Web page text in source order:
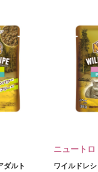
ダルト
ニュートロ
ワイルドレ